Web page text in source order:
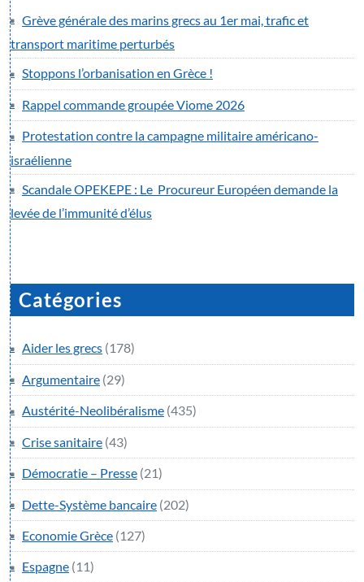
Grève générale des marins grecs au 1er mai, trafic et
transport maritime perturbés
Stoppons l’orbanisation en Grèce !
Rappel commande groupée Viome 2026
Protestation contre la campagne militaire américano-
israélienne
Scandale OPEKEPE : Le Procureur Européen demande la
levée de l’immunité d’élus
Catégories
Aider les grecs (178)
Argumentaire (29)
Austérité-Neolibéralisme (435)
Crise sanitaire (43)
Démocratie – Presse (21)
Dette-Système bancaire (202)
Economie Grèce (127)
Espagne (11)